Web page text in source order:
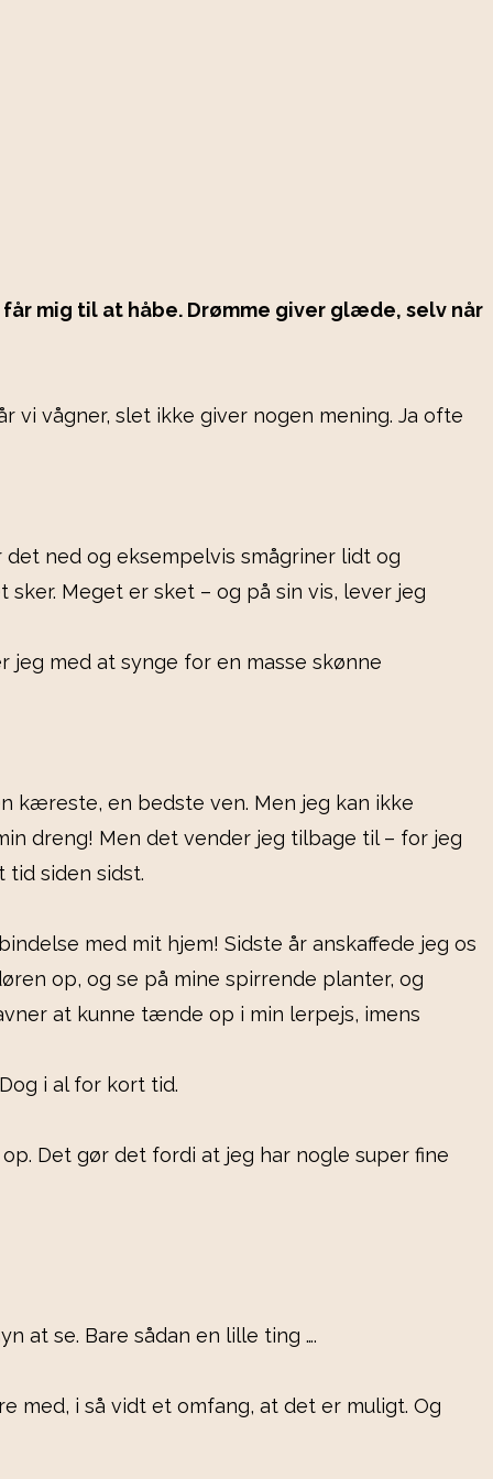
mig til at håbe. Drømme giver glæde, selv når
vi vågner, slet ikke giver nogen mening. Ja ofte
ned og eksempelvis smågriner lidt og
Meget er sket – og på sin vis, lever jeg
med at synge for en masse skønne
kæreste, en bedste ven. Men jeg kan ikke
dreng! Men det vender jeg tilbage til – for jeg
siden sidst.
med mit hjem! Sidste år anskaffede jeg os
op, og se på mine spirrende planter, og
at kunne tænde op i min lerpejs, imens
i al for kort tid.
Det gør det fordi at jeg har nogle super fine
at se. Bare sådan en lille ting ….
med, i så vidt et omfang, at det er muligt. Og